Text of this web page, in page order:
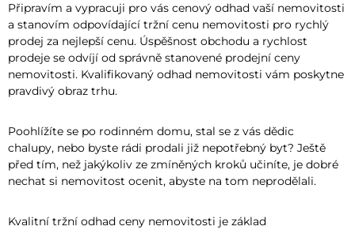
Připravím a vypracuji pro vás cenový odhad vaší nemovitosti
a stanovím odpovídající tržní cenu nemovitosti pro rychlý
prodej za nejlepší cenu. Úspěšnost obchodu a rychlost
prodeje se odvíjí od správně stanovené prodejní ceny
nemovitosti. Kvalifikovaný odhad nemovitosti vám poskytne
pravdivý obraz trhu.
Poohlížíte se po rodinném domu, stal se z vás dědic
chalupy, nebo byste rádi prodali již nepotřebný byt? Ještě
před tím, než jakýkoliv ze zmíněných kroků učiníte, je dobré
nechat si nemovitost ocenit, abyste na tom neprodělali.
Kvalitní tržní odhad ceny nemovitosti je základ